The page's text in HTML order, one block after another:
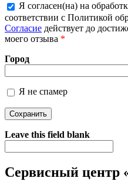
Более подробная
Я согласен(на) на
соответствии с Политикой
Согласие действует до
моего отзыва *
Город
Я не спамер
Я спамер
Leave this field blank
Сервисный